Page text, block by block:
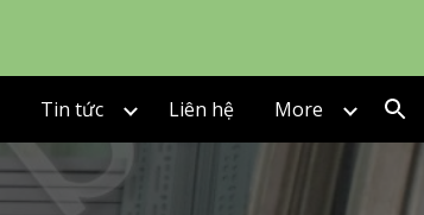
Tin tức Liên hệ More